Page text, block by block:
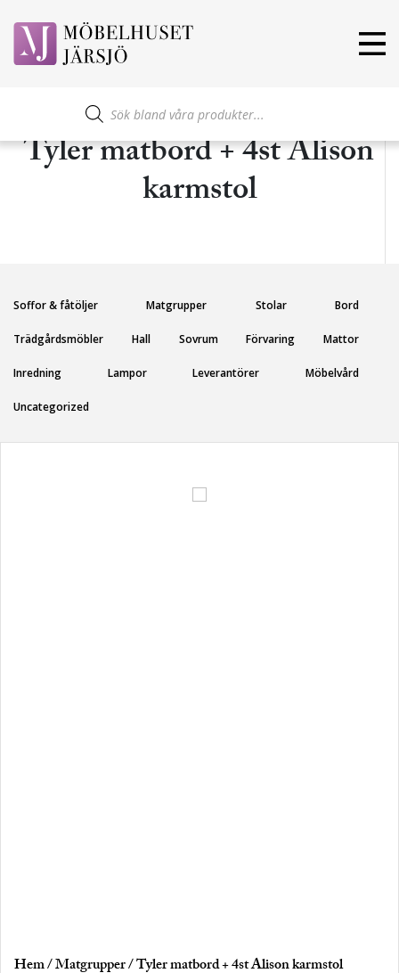
Produktsökning
Tyler matbord + 4st Alison
karmstol
Soffor & fåtöljer Matgrupper Stolar Bord
Trädgårdsmöbler Hall Sovrum Förvaring Mattor
Inredning Lampor Leverantörer Möbelvård
Uncategorized
Hem/Matgrupper/ Tyler matbord + 4st Alison karmstol